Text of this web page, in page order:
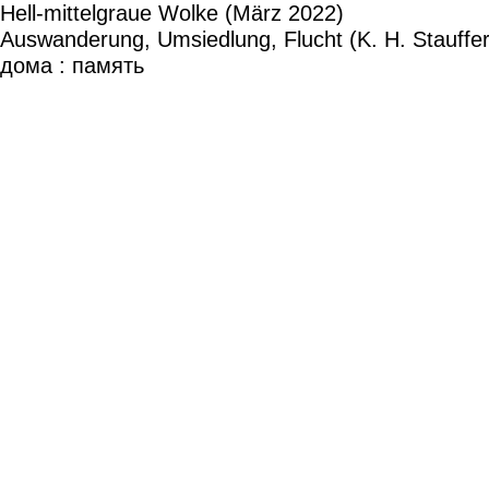
Hell-mittelgraue Wolke (März 2022)
Auswanderung, Umsiedlung, Flucht (K. H.
дома : память